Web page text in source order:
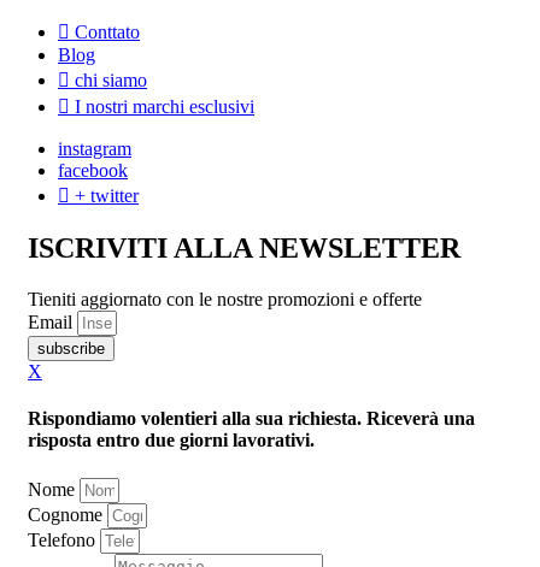
Conttato
Blog
chi siamo
I nostri marchi esclusivi
instagram
facebook
+ twitter
ISCRIVITI ALLA NEWSLETTER
Tieniti aggiornato con le nostre promozioni e offerte
Email
subscribe
X
Rispondiamo volentieri alla sua richiesta. Riceverà una
risposta entro due giorni lavorativi.
Nome
Cognome
Telefono